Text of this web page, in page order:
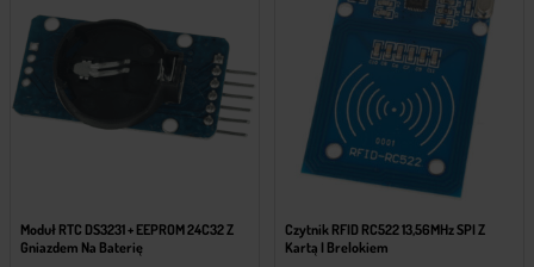
Moduł RTC DS3231 + EEPROM 24C32 Z
Gniazdem Na Baterię
Czytnik RFID RC522 13,56MHz SPI Z
Kartą I Brelokiem